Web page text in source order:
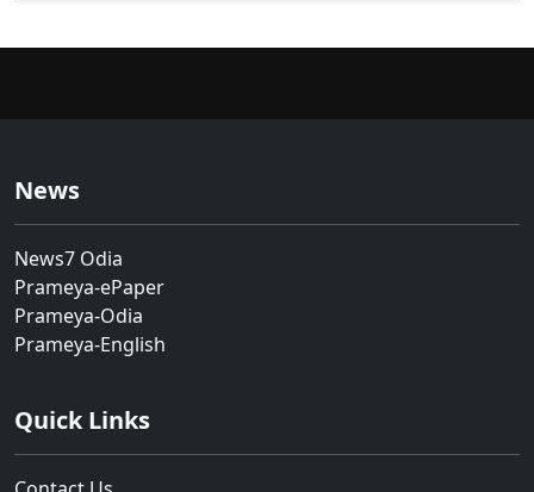
News
News7 Odia
Prameya-ePaper
Prameya-Odia
Prameya-English
Quick Links